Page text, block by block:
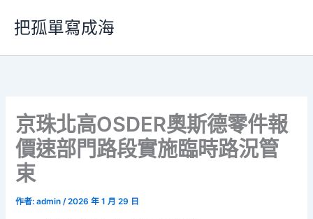
要
把孤單寫成海
京珠北高OSDER奧斯德零件報
價速部門路段實施臨時路況管
束
作者:admin/2026 年 1 月 29 日